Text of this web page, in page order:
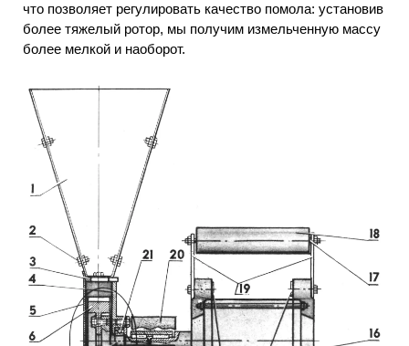
что позволяет регулировать качество помола: установив
более тяжелый ротор, мы получим измельченную массу
более мелкой и наоборот.